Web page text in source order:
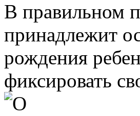
В правильном
принадлежит
рождения
фиксировать